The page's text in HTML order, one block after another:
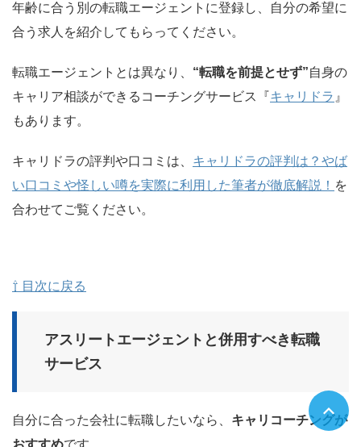
年齢に合う別の転職エージェントに登録し、自分の希望に
合う求人を紹介してもらってください。
転職エージェントとは異なり、 “転職を前提とせず”自身の
キャリア相談ができるコーチングサービス『キャリドラ 』
もあります。
キャリドラの評判や口コミは、 キャリドラの評判は？やば
い口コミや怪しい噂を実際に利用した筆者が徹底解説！ を
合わせてご覧ください。
⇧ 目次に戻る
アスリートエージェントと併用すべき転職
サービス
自分に合った会社に転職したいなら、 キャリコーチングが
おすすめです。